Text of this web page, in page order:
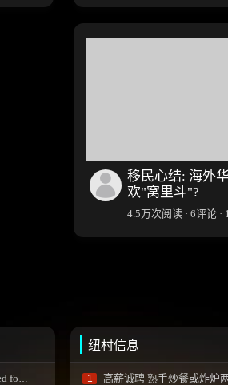
移民心结: 海外
欢"窝里斗"?
4.5万次阅读 · 6评论 ·
内容？
纽村信息
1 高薪诚聘 熟手炒餐或炸炉两名，